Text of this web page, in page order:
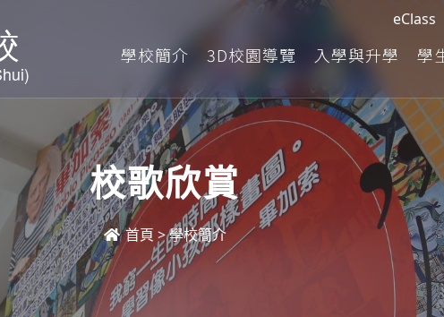
eClass
學校簡介 3D校園導覽 入學與升學 學
校歌欣賞
首頁 >學校簡介